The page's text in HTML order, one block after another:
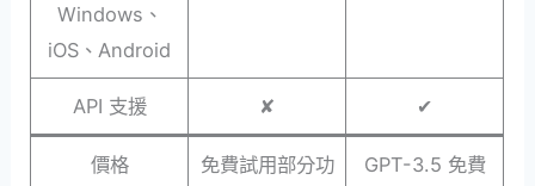
Windows、
iOS、Android
API 支援 ✘ ✔︎
價格
免費試用部分功
GPT-3.5 免費